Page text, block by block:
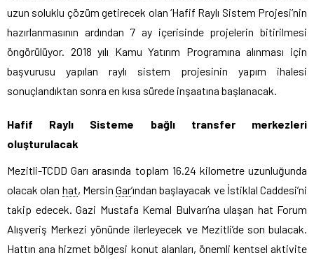
uzun soluklu çözüm getirecek olan ‘Hafif Raylı Sistem Projesi’nin
hazırlanmasının ardından 7 ay içerisinde projelerin bitirilmesi
öngörülüyor. 2018 yılı Kamu Yatırım Programına alınması için
başvurusu yapılan raylı sistem projesinin yapım ihalesi
sonuçlandıktan sonra en kısa sürede inşaatına başlanacak.
Hafif Raylı Sisteme bağlı transfer merkezleri
oluşturulacak
Mezitli-TCDD Garı arasında toplam 16.24 kilometre uzunluğunda
olacak olan hat, Mersin Gar’ından başlayacak ve İstiklal Caddesi’ni
takip edecek. Gazi Mustafa Kemal Bulvarı’na ulaşan hat Forum
Alışveriş Merkezi yönünde ilerleyecek ve Mezitli’de son bulacak.
Hattın ana hizmet bölgesi konut alanları, önemli kentsel aktivite